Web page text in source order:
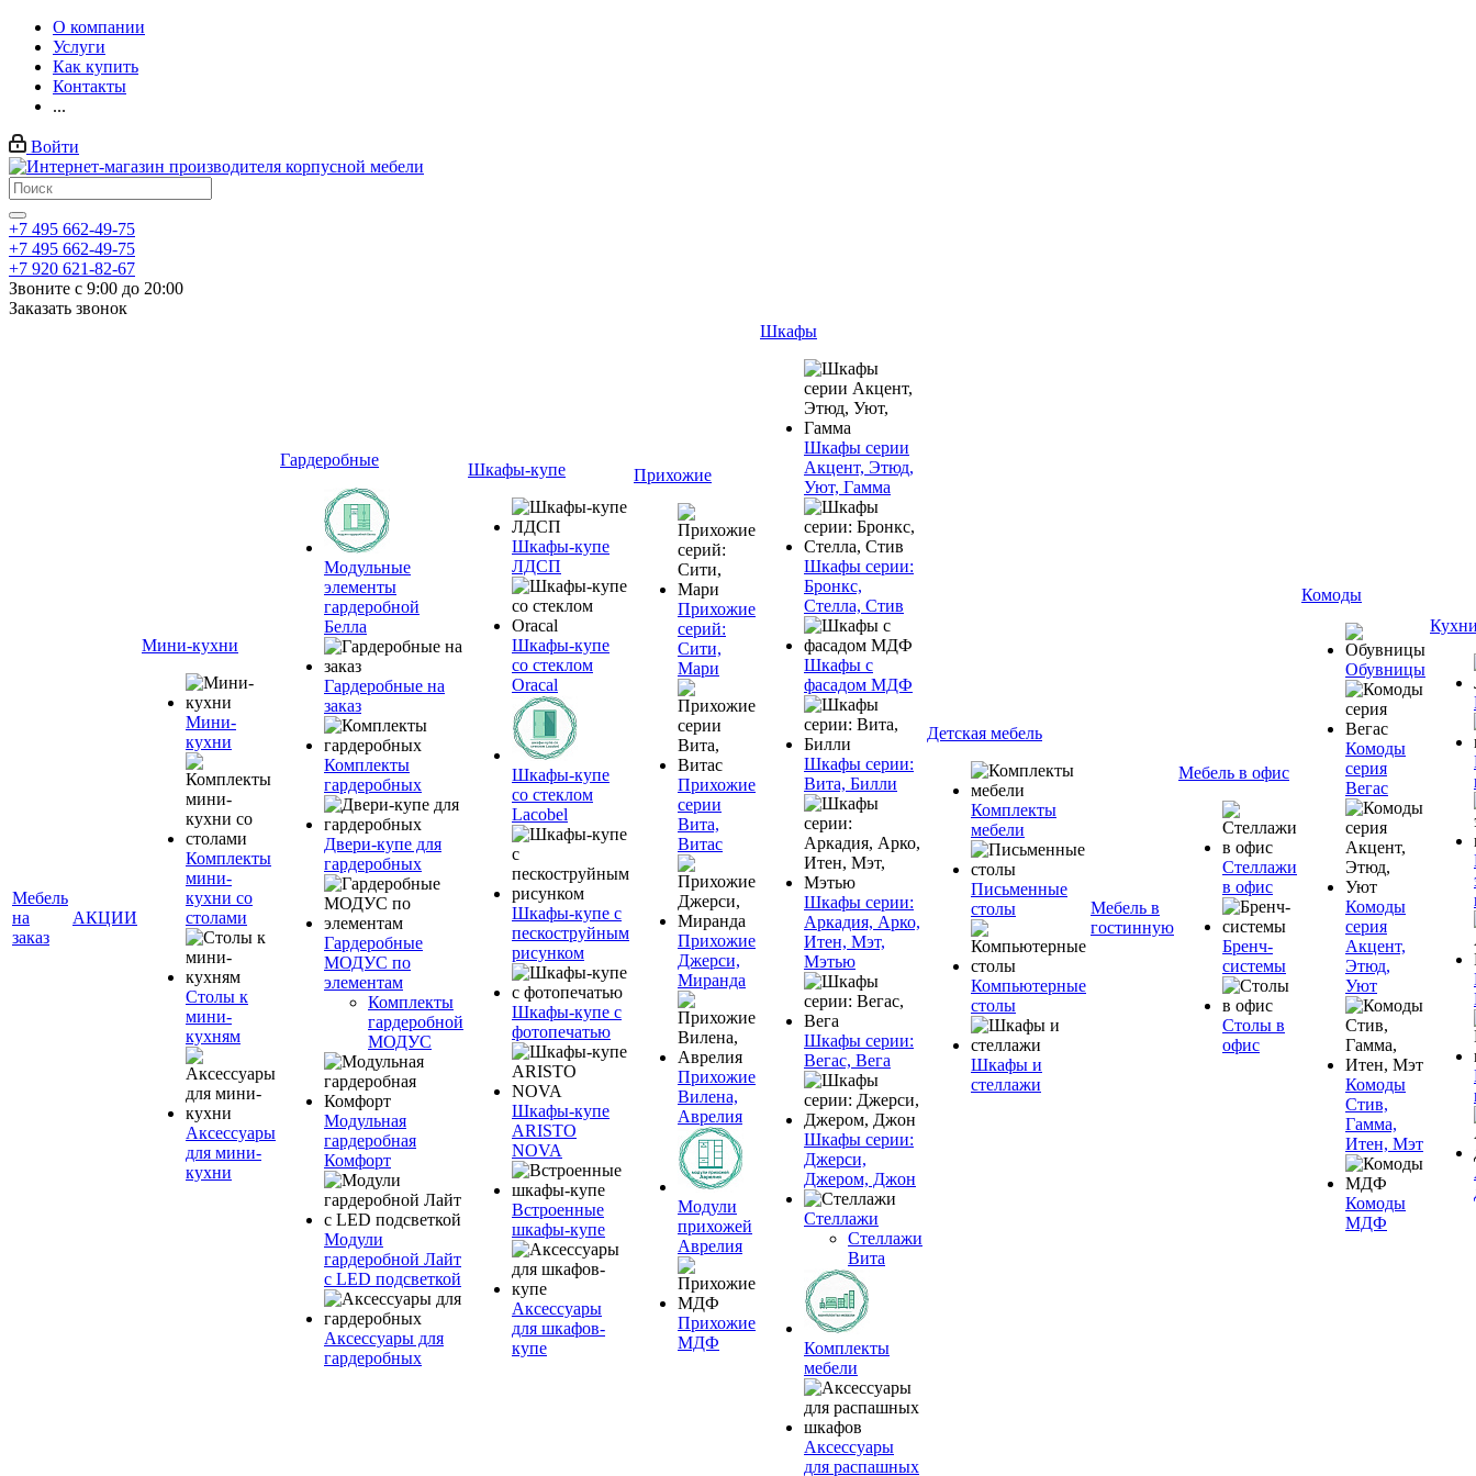
О компании
Услуги
Как купить
Контакты
...
Войти
+7 495 662-49-75
+7 495 662-49-75
+7 920 621-82-67
Звоните с 9:00 до 20:00
Заказать звонок
Мебель
на
заказ
АКЦИИ
Мини-кухни
Мини-
кухни
Комплекты
мини-
кухни со
столами
Столы к
мини-
кухням
Аксессуары
для мини-
кухни
Гардеробные
Модульные
элементы
гардеробной
Белла
Гардеробные на
заказ
Комплекты
гардеробных
Двери-купе для
гардеробных
Гардеробные
МОДУС по
элементам
Комплекты
гардеробной
МОДУС
Модульная
гардеробная
Комфорт
Модули
гардеробной Лайт
с LED подсветкой
Аксессуары для
гардеробных
Шкафы-купе
Шкафы-купе
ЛДСП
Шкафы-купе
со стеклом
Oracal
Шкафы-купе
со стеклом
Lacobel
Шкафы-купе с
пескоструйным
рисунком
Шкафы-купе с
фотопечатью
Шкафы-купе
ARISTO
NOVA
Встроенные
шкафы-купе
Аксессуары
для шкафов-
купе
Прихожие
Прихожие
серий:
Сити,
Мари
Прихожие
серии
Вита,
Витас
Прихожие
Джерси,
Миранда
Прихожие
Вилена,
Аврелия
Модули
прихожей
Аврелия
Прихожие
МДФ
Шкафы
Шкафы серии
Акцент, Этюд,
Уют, Гамма
Шкафы серии:
Бронкс,
Стелла, Стив
Шкафы с
фасадом МДФ
Шкафы серии:
Вита, Билли
Шкафы серии:
Аркадия, Арко,
Итен, Мэт,
Мэтью
Шкафы серии:
Вегас, Вега
Шкафы серии:
Джерси,
Джером, Джон
Стеллажи
Стеллажи
Вита
Комплекты
мебели
Аксессуары
для распашных
Детская мебель
Комплекты
мебели
Письменные
столы
Компьютерные
столы
Шкафы и
стеллажи
Мебель в
гостинную
Мебель в офис
Стеллажи
в офис
Бренч-
системы
Столы в
офис
Комоды
Обувницы
Комоды
серия
Вегас
Комоды
серия
Акцент,
Этюд,
Уют
Комоды
Стив,
Гамма,
Итен, Мэт
Комоды
МДФ